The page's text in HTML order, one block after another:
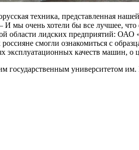
техника, представленная
мы очень хотели бы все лучшее, что
области лидских предприятий:
смогли ознакомиться с
качеств машин, о
государственным университетом